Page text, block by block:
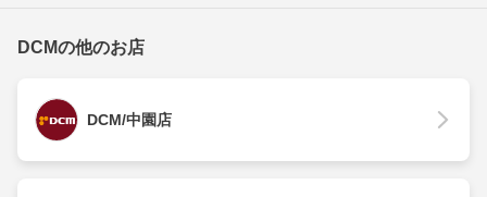
DCMの他のお店
DCM/中園店